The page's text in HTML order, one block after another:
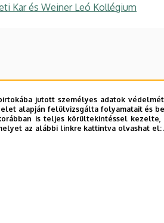
Kar és Weiner Leó Kollégium
jutott személyes adatok
alapján felülvizsgálta folyamatait és
is teljes körültekintéssel
az alábbi linkre kattintva olvashat el: